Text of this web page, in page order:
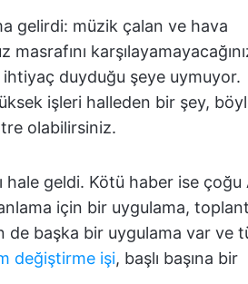
gelirdi: müzik çalan ve hava
duyduğu şeye uymuyor.
işleri halleden bir şey,
olabilirsiniz.
hale geldi. Kötü haber ise çoğu
için bir uygulama,
de başka bir uygulama var ve
değiştirme işi, başlı başına bir